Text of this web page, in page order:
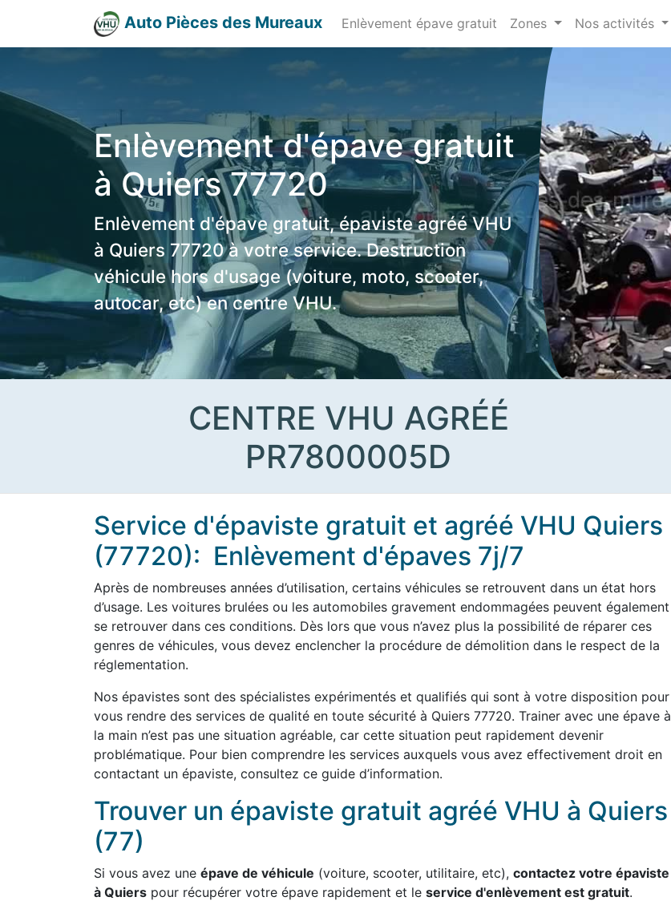
Auto Pièces des Mureaux Enlèvement épave gratuit Zones Nos activités
Enlèvement d'épave gratuit
à Quiers 77720
Enlèvement d'épave gratuit, épaviste agréé VHU
à Quiers 77720 à votre service. Destruction
véhicule hors d'usage (voiture, moto, scooter,
autocar, etc) en centre VHU.
CENTRE VHU AGRÉÉ
PR7800005D
Service d'épaviste gratuit et agréé VHU Quiers
(77720): Enlèvement d'épaves 7j/7
Après de nombreuses années d’utilisation, certains véhicules se retrouvent dans un état hors
d’usage. Les voitures brulées ou les automobiles gravement endommagées peuvent également
se retrouver dans ces conditions. Dès lors que vous n’avez plus la possibilité de réparer ces
genres de véhicules, vous devez enclencher la procédure de démolition dans le respect de la
réglementation.
Nos épavistes sont des spécialistes expérimentés et qualifiés qui sont à votre disposition pour
vous rendre des services de qualité en toute sécurité à Quiers 77720. Trainer avec une épave à
la main n’est pas une situation agréable, car cette situation peut rapidement devenir
problématique. Pour bien comprendre les services auxquels vous avez effectivement droit en
contactant un épaviste, consultez ce guide d’information.
Trouver un épaviste gratuit agréé VHU à Quiers
(77)
Si vous avez une épave de véhicule (voiture, scooter, utilitaire, etc), contactez votre épaviste
à Quiers pour récupérer votre épave rapidement et le service d'enlèvement est gratuit.